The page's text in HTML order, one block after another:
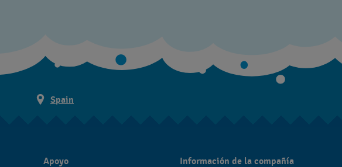
Spain
Apoyo Información de la compañía